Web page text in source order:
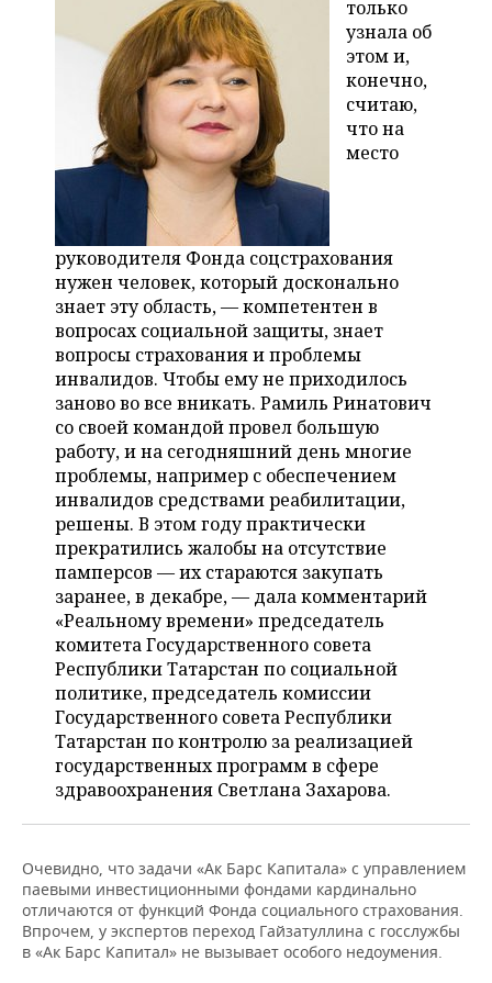
только
узнала об
этом и,
конечно,
считаю,
что на
место
руководителя Фонда соцстрахования
нужен человек, который досконально
знает эту область, — компетентен в
вопросах социальной защиты, знает
вопросы страхования и проблемы
инвалидов. Чтобы ему не приходилось
заново во все вникать. Рамиль Ринатович
со своей командой провел большую
работу, и на сегодняшний день многие
проблемы, например с обеспечением
инвалидов средствами реабилитации,
решены. В этом году практически
прекратились жалобы на отсутствие
памперсов — их стараются закупать
заранее, в декабре, — дала комментарий
«Реальному времени» председатель
комитета Государственного совета
Республики Татарстан по социальной
политике, председатель комиссии
Государственного совета Республики
Татарстан по контролю за реализацией
государственных программ в сфере
здравоохранения Светлана Захарова.
Очевидно, что задачи «Ак Барс Капитала» с управлением
паевыми инвестиционными фондами кардинально
отличаются от функций Фонда социального страхования.
Впрочем, у экспертов переход Гайзатуллина с госслужбы
в «Ак Барс Капитал» не вызывает особого недоумения.